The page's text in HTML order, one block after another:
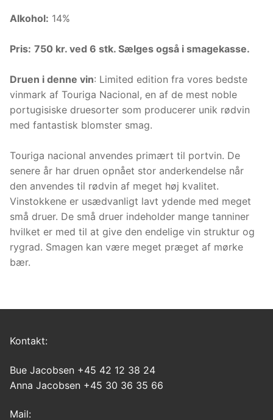
Alkohol: 14%
Pris: 750 kr. ved 6 stk. Sælges også i smagekasse.
Druen i denne vin: Limited edition fra vores bedste
vinmark af Touriga Nacional, en af de mest noble
portugisiske druesorter som producerer unik rødvin
med fantastisk blomster smag.
Touriga nacional anvendes primært til portvin. De
senere år har druen opnået stor anderkendelse når
den anvendes til rødvin af meget høj kvalitet.
Vinstokkene er usædvanligt lavt ydende med meget
små druer. De små druer indeholder mange tanniner
hvilket er med til at give den endelige vin struktur og
rygrad. Smagen kan være meget præget af mørke
bær.
Kontakt:
Bue Jacobsen +45 42 12 38 24
Anna Jacobsen +45 30 36 35 66
Mail: